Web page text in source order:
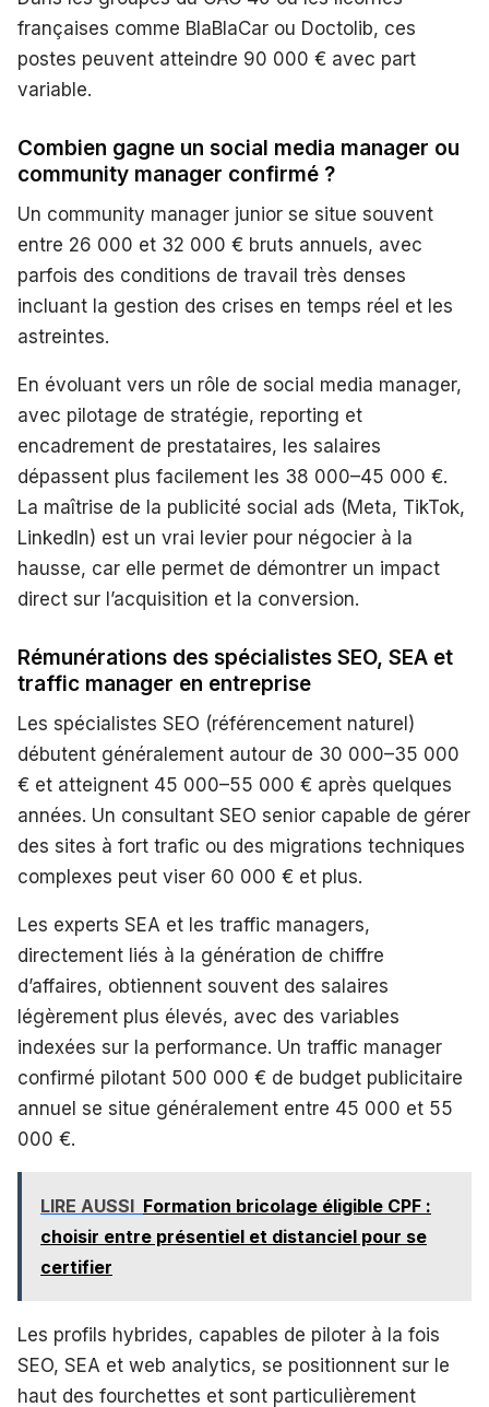
françaises comme BlaBlaCar ou Doctolib, ces
postes peuvent atteindre 90 000 € avec part
variable.
Combien gagne un social media manager ou
community manager confirmé ?
Un community manager junior se situe souvent
entre 26 000 et 32 000 € bruts annuels, avec
parfois des conditions de travail très denses
incluant la gestion des crises en temps réel et les
astreintes.
En évoluant vers un rôle de social media manager,
avec pilotage de stratégie, reporting et
encadrement de prestataires, les salaires
dépassent plus facilement les 38 000–45 000 €.
La maîtrise de la publicité social ads (Meta, TikTok,
LinkedIn) est un vrai levier pour négocier à la
hausse, car elle permet de démontrer un impact
direct sur l’acquisition et la conversion.
Rémunérations des spécialistes SEO, SEA et
traffic manager en entreprise
Les spécialistes SEO (référencement naturel)
débutent généralement autour de 30 000–35 000
€ et atteignent 45 000–55 000 € après quelques
années. Un consultant SEO senior capable de gérer
des sites à fort trafic ou des migrations techniques
complexes peut viser 60 000 € et plus.
Les experts SEA et les traffic managers,
directement liés à la génération de chiffre
d’affaires, obtiennent souvent des salaires
légèrement plus élevés, avec des variables
indexées sur la performance. Un traffic manager
confirmé pilotant 500 000 € de budget publicitaire
annuel se situe généralement entre 45 000 et 55
000 €.
LIRE AUSSI Formation bricolage éligible CPF :
choisir entre présentiel et distanciel pour se
certifier
Les profils hybrides, capables de piloter à la fois
SEO, SEA et web analytics, se positionnent sur le
haut des fourchettes et sont particulièrement